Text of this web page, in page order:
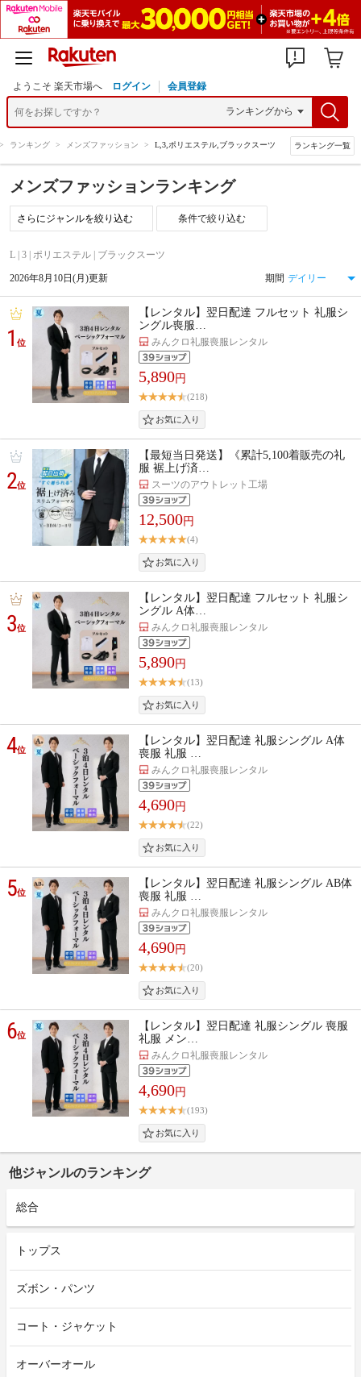
ようこそ 楽天市場へ ログイン 会員登録
ランキング > メンズファッション > L,3,ポリエステル,ブラックスーツ ランキング一覧
メンズファッションランキング
条件で絞り込む
L | 3 | ポリエステル | ブラックスーツ
2026年8月10日(月)更新 期間
1位
【レンタル】翌日配達 フルセット 礼服シ
ングル喪服…
みんクロ礼服喪服レンタル
5,890円
(218)
2位
【最短当日発送】《累計5,100着販売の礼
服 裾上げ済…
スーツのアウトレット工場
12,500円
(4)
3位
【レンタル】翌日配達 フルセット 礼服シ
ングル A体…
みんクロ礼服喪服レンタル
5,890円
(13)
4位
【レンタル】翌日配達 礼服シングル A体
喪服 礼服 …
みんクロ礼服喪服レンタル
4,690円
(22)
5位
【レンタル】翌日配達 礼服シングル AB体
喪服 礼服 …
みんクロ礼服喪服レンタル
4,690円
(20)
6位
【レンタル】翌日配達 礼服シングル 喪服
礼服 メン…
みんクロ礼服喪服レンタル
4,690円
(193)
他ジャンルのランキング
総合
トップス
ズボン・パンツ
コート・ジャケット
オーバーオール